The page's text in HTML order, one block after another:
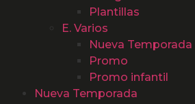
Plantillas
E. Varios
Nueva Temporada
Promo
Promo infantil
Nueva Temporada